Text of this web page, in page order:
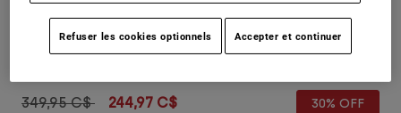
Socks
Bottles & Hydration Packs
Jackets
Tout acheter
Youth Proframe Rizer Helmet
Price reduced from
349,95 C$to244,97 C$ 30% OFF
Refuser les cookies optionnels Accepter et continuer